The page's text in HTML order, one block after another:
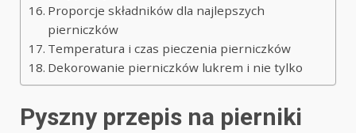
Proporcje składników dla najlepszych
pierniczków
Temperatura i czas pieczenia pierniczków
Dekorowanie pierniczków lukrem i nie tylko
Pyszny przepis na pierniki